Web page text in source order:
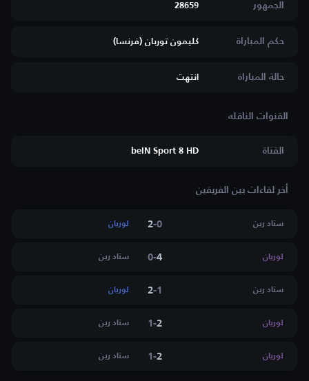
الجمهور 28659
حكم المباراة كليمون توربان (فرنسا)
حالة المباراة انتهت
القناة beIN Sport 8 HD
أخر لقاءات بين الفريقين
ستاد رين 0
-
2 لوريان
لوريان 4
-
0 ستاد رين
ستاد رين 1
-
2 لوريان
لوريان 2
-
1 ستاد رين
لوريان 2
-
1 ستاد رين